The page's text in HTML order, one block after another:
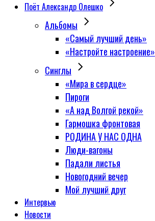
Поёт Александр Олешко
Альбомы
«Самый лучший день»
«Настройте настроение»
Синглы
«Мира в сердце»
Пироги
«А над Волгой рекой»
Гармошка фронтовая
РОДИНА У НАС ОДНА
Люди-вагоны
Падали листья
Новогодний вечер
Мой лучший друг
Интервью
Новости